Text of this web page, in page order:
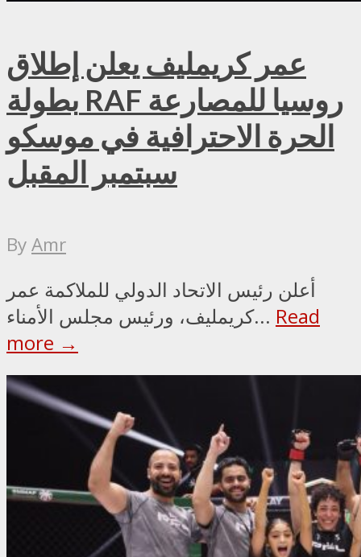
عمر كريمليف يعلن إطلاق
بطولة RAF روسيا للمصارعة
الحرة الاحترافية في موسكو
سبتمبر المقبل
ByAmr
أعلن رئيس الاتحاد الدولي للملاكمة عمر
كريمليف، ورئيس مجلس الأمناء... Read
more →